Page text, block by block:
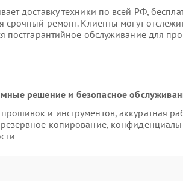
доставку техники по всей РФ,
ремонт. Клиенты могут
постгарантийное обслуживание для
решение и безопасное
и инструментов, аккуратная
копирование,